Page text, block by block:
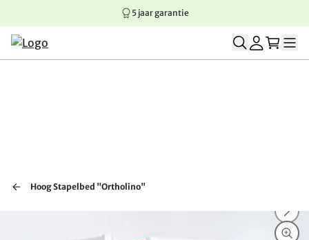
Springen naar hoofdinhoud
Springen naar hoofdnavigatie
Springen naar voettekst
5 jaar garantie
Hoog Stapelbed "Ortholino"